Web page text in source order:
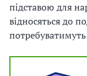
підставою для
відносяться до